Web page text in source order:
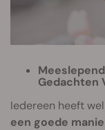
Gedachten
Iedereen heeft
een goede